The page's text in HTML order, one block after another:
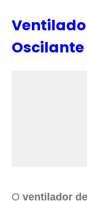
Oscilante
O ventilador